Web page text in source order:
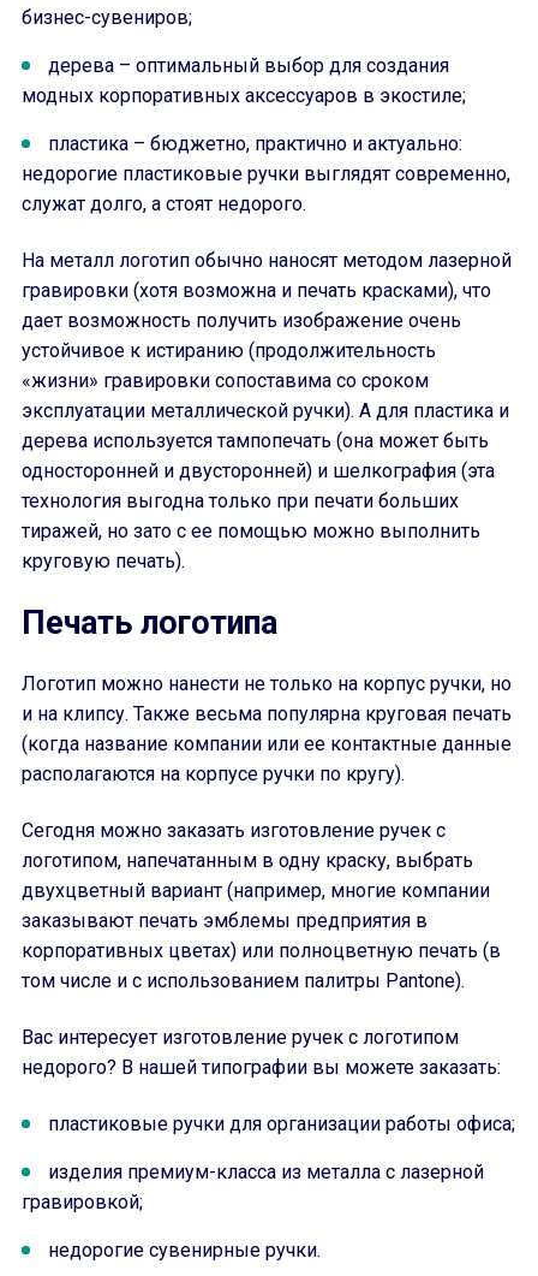
бизнес-сувениров;
дерева – оптимальный выбор для создания
модных корпоративных аксессуаров в экостиле;
пластика – бюджетно, практично и актуально:
недорогие пластиковые ручки выглядят современно,
служат долго, а стоят недорого.
На металл логотип обычно наносят методом лазерной
гравировки (хотя возможна и печать красками), что
дает возможность получить изображение очень
устойчивое к истиранию (продолжительность
«жизни» гравировки сопоставима со сроком
эксплуатации металлической ручки). А для пластика и
дерева используется тампопечать (она может быть
односторонней и двусторонней) и шелкография (эта
технология выгодна только при печати больших
тиражей, но зато с ее помощью можно выполнить
круговую печать).
Печать логотипа
Логотип можно нанести не только на корпус ручки, но
и на клипсу. Также весьма популярна круговая печать
(когда название компании или ее контактные данные
располагаются на корпусе ручки по кругу).
Сегодня можно заказать изготовление ручек с
логотипом, напечатанным в одну краску, выбрать
двухцветный вариант (например, многие компании
заказывают печать эмблемы предприятия в
корпоративных цветах) или полноцветную печать (в
том числе и с использованием палитры Pantone).
Вас интересует изготовление ручек с логотипом
недорого? В нашей типографии вы можете заказать:
пластиковые ручки для организации работы офиса;
изделия премиум-класса из металла с лазерной
гравировкой;
недорогие сувенирные ручки.